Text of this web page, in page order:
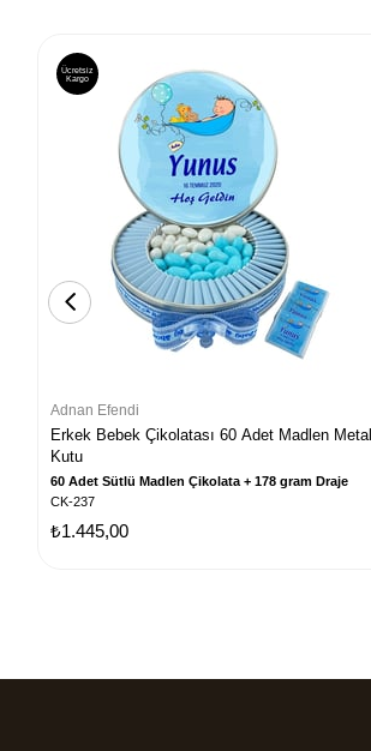
Adnan Efendi
Erkek Bebek Çikolatası 60 Adet Madlen Metal
Kutu
60 Adet Sütlü Madlen Çikolata + 178 gram Draje
CK-237
₺1.445,00
Ücretsiz
Kargo